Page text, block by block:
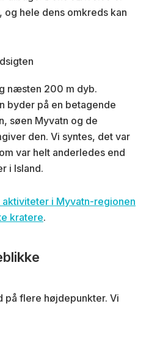
hele dens omkreds kan
næsten 200 m dyb.
byder på en betagende
søen Myvatn og de
den. Vi syntes, det var
var helt anderledes end
i Island.
aktiviteter i Myvatn-regionen
kratere.
på flere højdepunkter. Vi